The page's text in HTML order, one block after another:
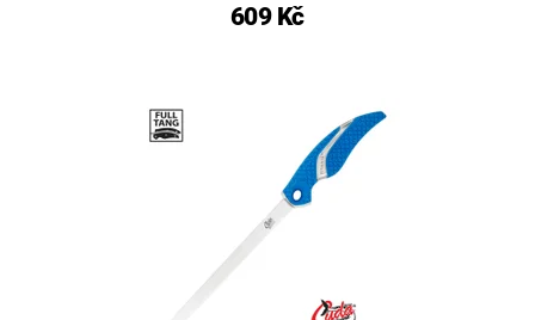
609 Kč